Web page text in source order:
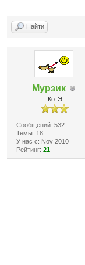
Найти
Мурзик
КотЭ
Сообщений: 532
Темы: 18
У нас с: Nov 2010
Рейтинг: 21